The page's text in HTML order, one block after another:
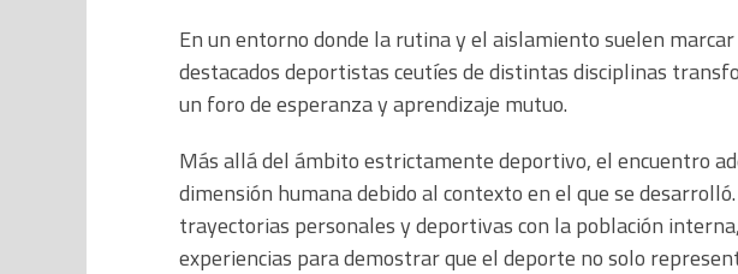
En un entorno donde la rutina y el aislamiento suelen
destacados deportistas ceutíes de distintas disciplinas
un foro de esperanza y aprendizaje mutuo.
Más allá del ámbito estrictamente deportivo, el encuentro
dimensión humana debido al contexto en el que se
trayectorias personales y deportivas con la población
experiencias para demostrar que el deporte no solo